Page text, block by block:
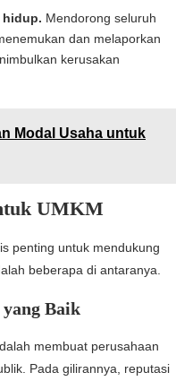
hidup. Mendorong seluruh
dan melaporkan
kerusakan
Modal Usaha untuk
UMKM
penting untuk mendukung
beberapa di antaranya.
yang Baik
membuat perusahaan
Pada gilirannya, reputasi